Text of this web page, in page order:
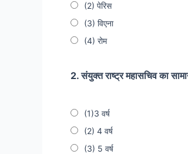
(2) पेरिस
(3) विएना
(4) रोम
2. संयुक्त राष्ट्र महासचिव का
(1)3 वर्ष
(2) 4 वर्ष
(3) 5 वर्ष